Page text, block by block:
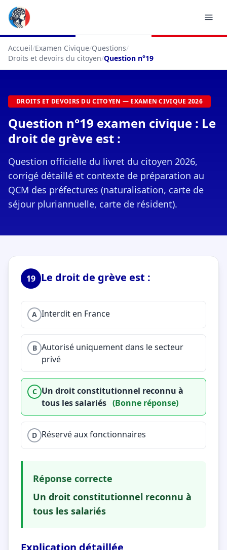
Accueil/Examen Civique/Questions/
Droits et devoirs du citoyen/Question n°19
DROITS ET DEVOIRS DU CITOYEN — EXAMEN CIVIQUE 2026
Question n°19 examen civique : Le
droit de grève est :
Question officielle du livret du citoyen 2026,
corrigé détaillé et contexte de préparation au
QCM des préfectures (naturalisation, carte de
séjour pluriannuelle, carte de résident).
19 Le droit de grève est :
A Interdit en France
B Autorisé uniquement dans le secteur
privé
C Un droit constitutionnel reconnu à
tous les salariés (Bonne réponse)
D Réservé aux fonctionnaires
Réponse correcte
Un droit constitutionnel reconnu à
tous les salariés
Explication détaillée